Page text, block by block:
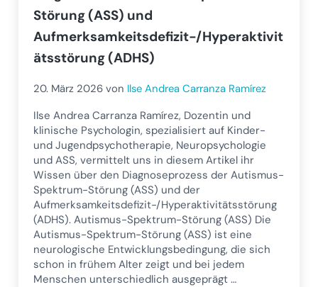
Störung (ASS) und
Aufmerksamkeitsdefizit-/Hyperaktivit
ätsstörung (ADHS)
20. März 2026 von Ilse Andrea Carranza Ramírez
Ilse Andrea Carranza Ramírez, Dozentin und
klinische Psychologin, spezialisiert auf Kinder-
und Jugendpsychotherapie, Neuropsychologie
und ASS, vermittelt uns in diesem Artikel ihr
Wissen über den Diagnoseprozess der Autismus-
Spektrum-Störung (ASS) und der
Aufmerksamkeitsdefizit-/Hyperaktivitätsstörung
(ADHS). Autismus-Spektrum-Störung (ASS) Die
Autismus-Spektrum-Störung (ASS) ist eine
neurologische Entwicklungsbedingung, die sich
schon in frühem Alter zeigt und bei jedem
Menschen unterschiedlich ausgeprägt …